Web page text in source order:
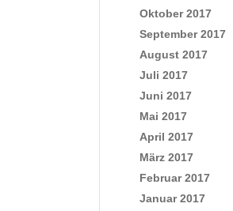
Oktober 2017
September 2017
August 2017
Juli 2017
Juni 2017
Mai 2017
April 2017
März 2017
Februar 2017
Januar 2017